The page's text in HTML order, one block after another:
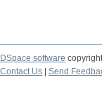
DSpace software
Contact Us
Send